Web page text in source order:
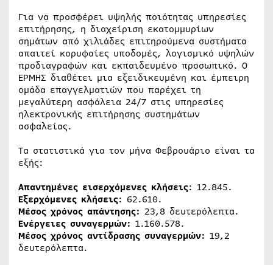
Για να προσφέρει υψηλής ποιότητας υπηρεσίες
επιτήρησης, η διαχείριση εκατομμυρίων
σημάτων από χιλιάδες επιτηρούμενα συστήματα
απαιτεί κορυφαίες υποδομές, λογισμικό υψηλών
προδιαγραφών και εκπαιδευμένο προσωπικό. Ο
ΕΡΜΗΣ διαθέτει μια εξειδικευμένη και έμπειρη
ομάδα επαγγελματιών που παρέχει τη
μεγαλύτερη ασφάλεια 24/7 στις υπηρεσίες
ηλεκτρονικής επιτήρησης συστημάτων
ασφαλείας.
Τα στατιστικά για τον μήνα Φεβρουάριο είναι τα
εξής:
Απαντημένες εισερχόμενες κλήσεις: 12.845.
Εξερχόμενες κλήσεις: 62.610.
Μέσος χρόνος απάντησης: 23,8 δευτερόλεπτα.
Ενέργειες συναγερμών: 1.160.578.
Μέσος χρόνος αντίδρασης συναγερμών: 19,2
δευτερόλεπτα.